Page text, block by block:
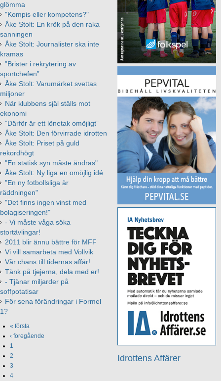
Idrottens Affärer
glömma
"Kompis eller kompetens?"
Åke Stolt: En krök på den raka
sanningen
Åke Stolt: Journalister ska inte
kramas
”Brister i rekrytering av
sportchefen”
Åke Stolt: Varumärket svettas
miljoner
När klubbens själ ställs mot
ekonomi
”Därför är ett lönetak omöjligt”
Åke Stolt: Den förvirrade idrotten
Åke Stolt: Priset på guld
rekordhögt
"En statisk syn måste ändras"
Åke Stolt: Ny liga en omöjlig idé
"En ny fotbollsliga är
räddningen"
"Det finns ingen vinst med
bolagiseringen!"
- Vi måste våga söka
stortävlingar!
2011 blir ännu bättre för MFF
Vi vill samarbeta med Vollvik
Vår chans till tidernas affär!
Tänk på tjejerna, dela med er!
- Tjänar miljarder på
soffpotatisar
För sena förändringar i Formel
1?
« första
‹ föregående
1
2
3
4